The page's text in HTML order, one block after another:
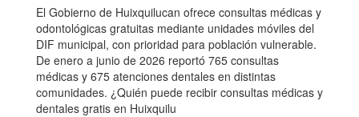
El Gobierno de Huixquilucan ofrece consultas médicas y
odontológicas gratuitas mediante unidades móviles del
DIF municipal, con prioridad para población vulnerable.
De enero a junio de 2026 reportó 765 consultas
médicas y 675 atenciones dentales en distintas
comunidades. ¿Quién puede recibir consultas médicas y
dentales gratis en Huixquilu